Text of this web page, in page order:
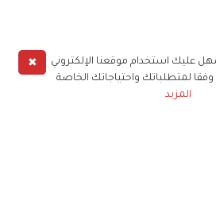
✖
عليك استخدام موقعنا الإلكتروني
وفقا لمتطلباتك واحتياجاتك الخاصة
المزيد